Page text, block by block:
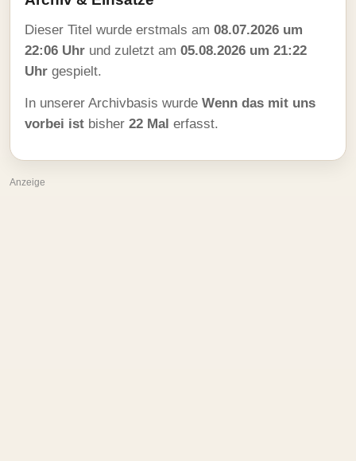
Dieser Titel wurde erstmals am 08.07.2026 um
22:06 Uhr und zuletzt am 05.08.2026 um 21:22
Uhr gespielt.
In unserer Archivbasis wurde Wenn das mit uns
vorbei ist bisher 22 Mal erfasst.
Anzeige